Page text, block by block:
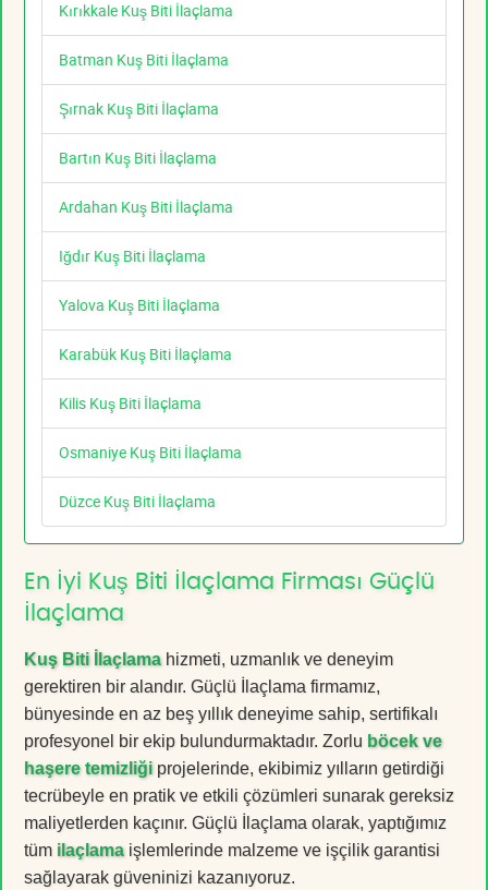
Kırıkkale Kuş Biti İlaçlama
Batman Kuş Biti İlaçlama
Şırnak Kuş Biti İlaçlama
Bartın Kuş Biti İlaçlama
Ardahan Kuş Biti İlaçlama
Iğdır Kuş Biti İlaçlama
Yalova Kuş Biti İlaçlama
Karabük Kuş Biti İlaçlama
Kilis Kuş Biti İlaçlama
Osmaniye Kuş Biti İlaçlama
Düzce Kuş Biti İlaçlama
En İyi Kuş Biti İlaçlama Firması Güçlü
İlaçlama
Kuş Biti İlaçlamahizmeti, uzmanlık ve deneyim
gerektiren bir alandır. Güçlü İlaçlama firmamız,
bünyesinde en az beş yıllık deneyime sahip, sertifikalı
profesyonel bir ekip bulundurmaktadır. Zorlu böcek ve
haşere temizliği projelerinde, ekibimiz yılların getirdiği
tecrübeyle en pratik ve etkili çözümleri sunarak gereksiz
maliyetlerden kaçınır. Güçlü İlaçlama olarak, yaptığımız
tüm ilaçlamaişlemlerinde malzeme ve işçilik garantisi
sağlayarak güveninizi kazanıyoruz.